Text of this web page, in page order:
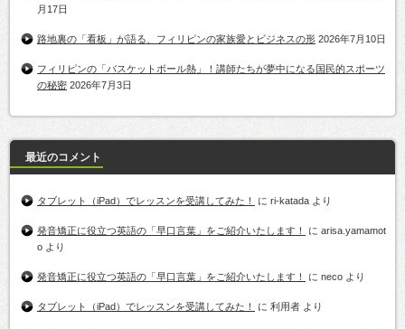
月17日
路地裏の「看板」が語る、フィリピンの家族愛とビジネスの形 2026年7月10日
フィリピンの「バスケットボール熱」！講師たちが夢中になる国民的スポーツ
の秘密 2026年7月3日
最近のコメント
タブレット（iPad）でレッスンを受講してみた！ に ri-katada より
発音矯正に役立つ英語の「早口言葉」をご紹介いたします！ に arisa.yamamot
o より
発音矯正に役立つ英語の「早口言葉」をご紹介いたします！ に neco より
タブレット（iPad）でレッスンを受講してみた！ に 利用者 より